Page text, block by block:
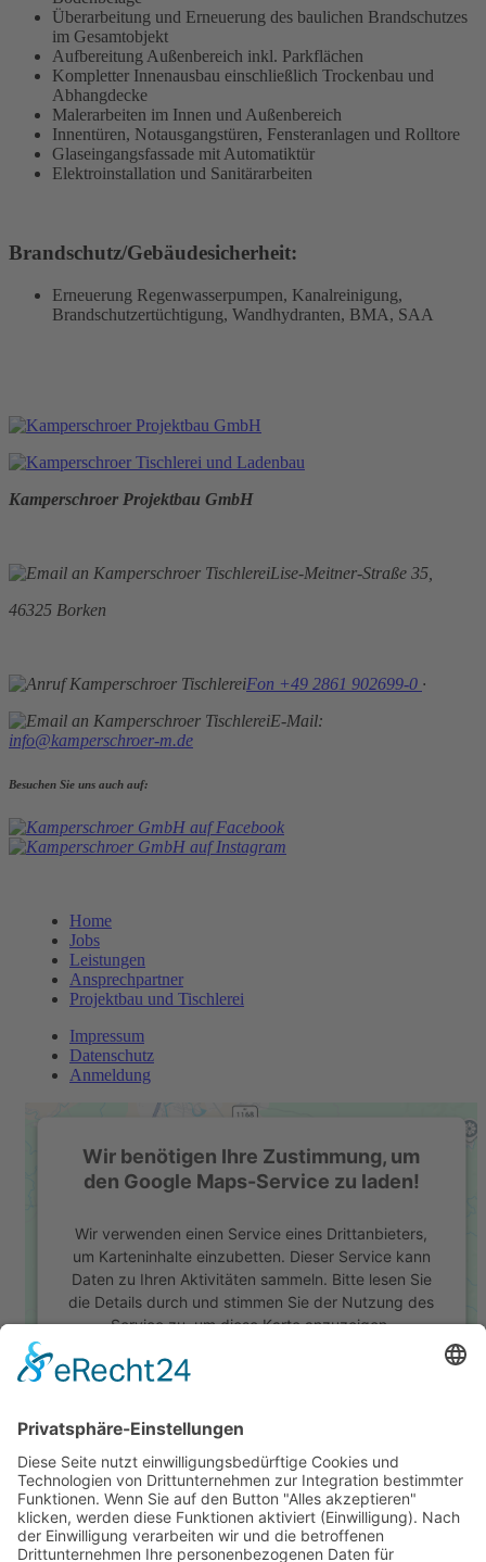
Überarbeitung und Erneuerung des baulichen Brandschutzes
im Gesamtobjekt
Aufbereitung Außenbereich inkl. Parkflächen
Kompletter Innenausbau einschließlich Trockenbau und
Abhangdecke
Malerarbeiten im Innen und Außenbereich
Innentüren, Notausgangstüren, Fensteranlagen und Rolltore
Glaseingangsfassade mit Automatiktür
Elektroinstallation und Sanitärarbeiten
Brandschutz/Gebäudesicherheit:
Erneuerung Regenwasserpumpen, Kanalreinigung,
Brandschutzertüchtigung, Wandhydranten, BMA, SAA
Kamperschroer Projektbau GmbH
Lise-Meitner-Straße 35,
46325 Borken
Fon +49 2861 902699-0 ·
E-Mail:
info@kamperschroer-m.de
Besuchen Sie uns auch auf:
Home
Jobs
Leistungen
Ansprechpartner
Projektbau und Tischlerei
Impressum
Datenschutz
Anmeldung
Wir benötigen Ihre Zustimmung, um
den Google Maps-Service zu laden!
Wir verwenden einen Service eines Drittanbieters,
um Karteninhalte einzubetten. Dieser Service kann
Daten zu Ihren Aktivitäten sammeln. Bitte lesen Sie
die Details durch und stimmen Sie der Nutzung des
Service zu, um diese Karte anzuzeigen.
Mehr Informationen
Akzeptieren
powered byUsercentrics Consent Management
Platform&eRecht24